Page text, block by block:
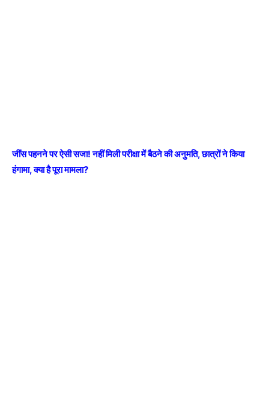
जींस पहनने पर ऐसी सजा! नहीं मिली परीक्षा में बैठने की अनुमति, छात्रों ने किया
हंगामा, क्या है पूरा मामला?